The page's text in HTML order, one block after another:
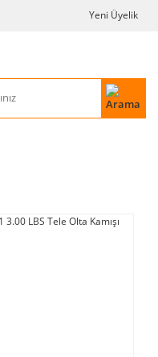
Yeni Üyelik